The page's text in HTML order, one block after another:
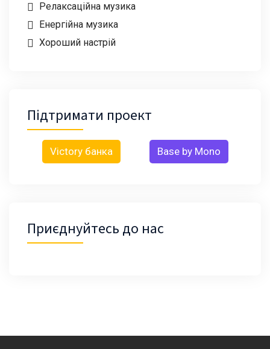
Релаксаційна музика
Енергійна музика
Хороший настрій
Підтримати проект
Victory банка Base by Mono
Приєднуйтесь до нас